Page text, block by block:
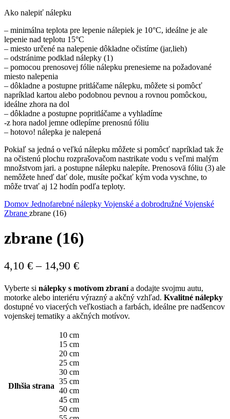
Ako nalepiť nálepku
– minimálna teplota pre lepenie nálepiek je 10°C, ideálne je ale
lepenie nad teplotu 15°C
– miesto určené na nalepenie dôkladne očistíme (jar,lieh)
– odstránime podklad nálepky (1)
– pomocou prenosovej fólie nálepku prenesieme na požadované
miesto nalepenia
– dôkladne a postupne pritláčame nálepku, môžete si pomôcť
napríklad kartou alebo podobnou pevnou a rovnou pomôckou,
ideálne zhora na dol
– dôkladne a postupne popritláčame a vyhladíme
-z hora nadol jemne odlepíme prenosnú fóliu
– hotovo! nálepka je nalepená
Pokiaľ sa jedná o veľkú nálepku môžete si pomôcť napríklad tak že
na očistenú plochu rozprašovačom nastrikate vodu s veľmi malým
množstvom jari. a postupne nálepku nalepíte. Prenosovä fóliu (3) ale
nemôžete hneď dať dole, musíte počkať kým voda vyschne, to
môže trvať aj 12 hodín podľa teploty.
Domov Jednofarebné nálepky Vojenské a dobrodružné Vojenské
Zbrane zbrane (16)
zbrane (16)
4,10 € – 14,90 €Price
4,10 €
through
14,90 €
Vyberte si nálepky s motívom zbranía dodajte svojmu autu,
motorke alebo interiéru výrazný a akčný vzhľad. Kvalitné nálepky
dostupné vo viacerých veľkostiach a farbách, ideálne pre nadšencov
vojenskej tematiky a akčných motívov.
Dlhšia strana
10 cm
15 cm
20 cm
25 cm
30 cm
35 cm
40 cm
45 cm
50 cm